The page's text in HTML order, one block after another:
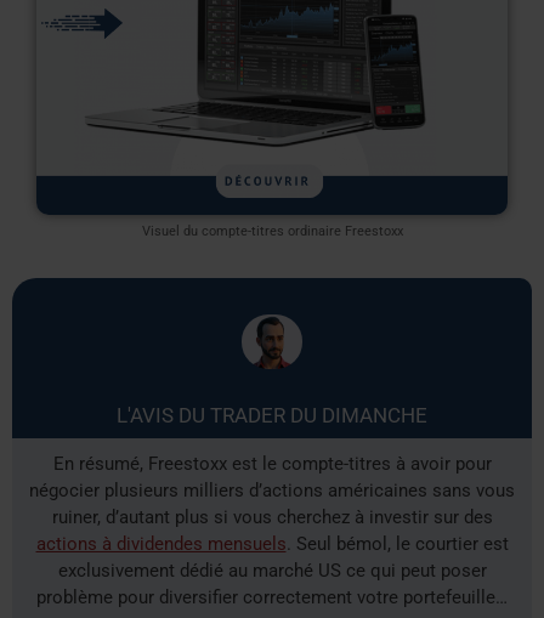
Visuel du compte-titres ordinaire Freestoxx
L'AVIS DU TRADER DU DIMANCHE
En résumé, Freestoxx est le compte-titres à avoir pour
négocier plusieurs milliers d’actions américaines sans vous
ruiner, d’autant plus si vous cherchez à investir sur des
actions à dividendes mensuels. Seul bémol, le courtier est
exclusivement dédié au marché US ce qui peut poser
problème pour diversifier correctement votre portefeuille…